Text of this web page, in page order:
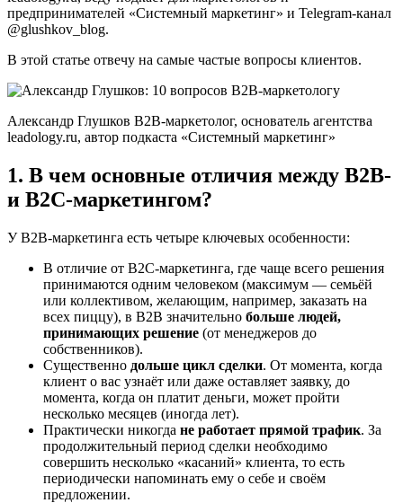
предпринимателей «Системный маркетинг» и Telegram-канал
@glushkov_blog.
В этой статье отвечу на самые частые вопросы клиентов.
Александр Глушков B2B-маркетолог, основатель агентства
leadology.ru, автор подкаста «Системный маркетинг»
1. В чем основные отличия между B2B-
и B2C-маркетингом?
У B2B-маркетинга есть четыре ключевых особенности:
В отличие от B2C-маркетинга, где чаще всего решения
принимаются одним человеком (максимум — семьёй
или коллективом, желающим, например, заказать на
всех пиццу), в B2B значительно больше людей,
принимающих решение (от менеджеров до
собственников).
Существенно дольше цикл сделки. От момента, когда
клиент о вас узнаёт или даже оставляет заявку, до
момента, когда он платит деньги, может пройти
несколько месяцев (иногда лет).
Практически никогда не работает прямой трафик. За
продолжительный период сделки необходимо
совершить несколько «касаний» клиента, то есть
периодически напоминать ему о себе и своём
предложении.